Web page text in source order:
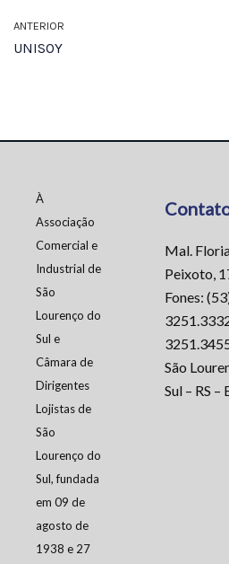
ANTERIOR
UNISOY
À
Associação
Comercial e
Industrial de
São
Lourenço do
Sul e
Câmara de
Dirigentes
Lojistas de
São
Lourenço do
Sul, fundada
em 09 de
agosto de
1938 e 27
Mal.
Peixoto,
Fones:
São
Sul – RS –